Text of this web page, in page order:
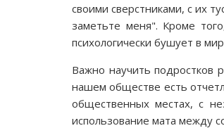
своими сверстниками, с их
заметьте меня". Кроме
психологически бушует в
Важно научить подростков
нашем обществе есть
общественных местах, с
использование мата между